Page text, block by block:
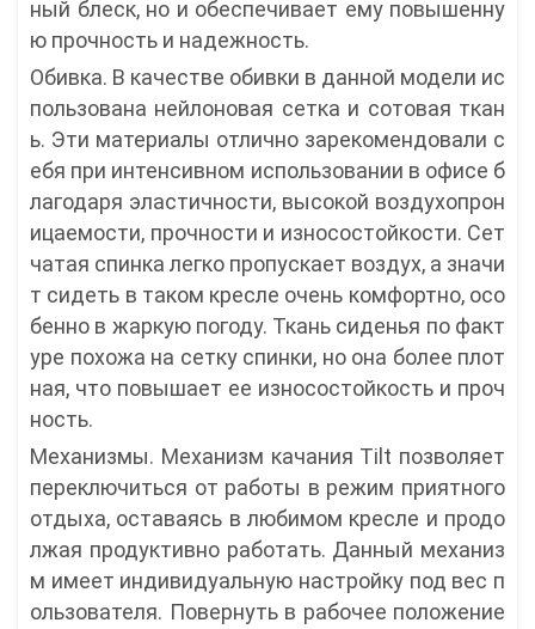
ный блеск, но и обеспечивает ему повышенну
ю прочность и надежность.
Обивка. В качестве обивки в данной модели ис
пользована нейлоновая сетка и сотовая ткан
ь. Эти материалы отлично зарекомендовали с
ебя при интенсивном использовании в офисе б
лагодаря эластичности, высокой воздухопрон
ицаемости, прочности и износостойкости. Сет
чатая спинка легко пропускает воздух, а значи
т сидеть в таком кресле очень комфортно, осо
бенно в жаркую погоду. Ткань сиденья по факт
уре похожа на сетку спинки, но она более плот
ная, что повышает ее износостойкость и проч
ность.
Механизмы. Механизм качания Tilt позволяет
переключиться от работы в режим приятного
отдыха, оставаясь в любимом кресле и продо
лжая продуктивно работать. Данный механиз
м имеет индивидуальную настройку под вес п
ользователя. Повернуть в рабочее положение